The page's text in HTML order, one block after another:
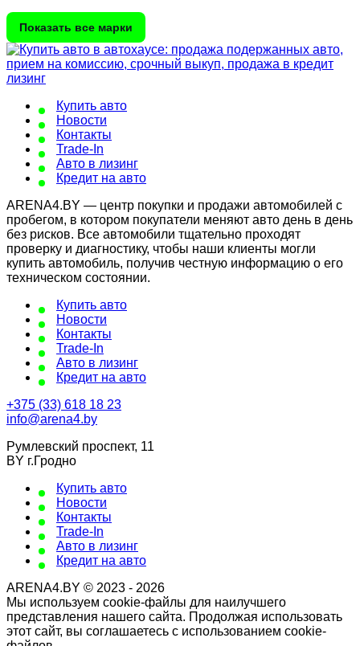
Показать все марки
Купить авто
Новости
Контакты
Trade-In
Авто в лизинг
Кредит на авто
ARENA4.BY — центр покупки и продажи автомобилей с
пробегом, в котором покупатели меняют авто день в день
без рисков. Все автомобили тщательно проходят
проверку и диагностику, чтобы наши клиенты могли
купить автомобиль, получив честную информацию о его
техническом состоянии.
Купить авто
Новости
Контакты
Trade-In
Авто в лизинг
Кредит на авто
+375 (33) 618 18 23
info@arena4.by
Румлевский проспект, 11
BY г.Гродно
Купить авто
Новости
Контакты
Trade-In
Авто в лизинг
Кредит на авто
ARENA4.BY © 2023 - 2026
Мы используем cookie-файлы для наилучшего
представления нашего сайта. Продолжая использовать
этот сайт, вы соглашаетесь с использованием cookie-